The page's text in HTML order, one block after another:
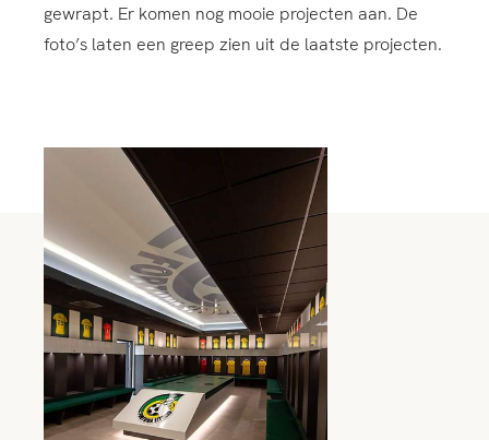
gewrapt. Er komen nog mooie projecten aan. De
foto’s laten een greep zien uit de laatste projecten.